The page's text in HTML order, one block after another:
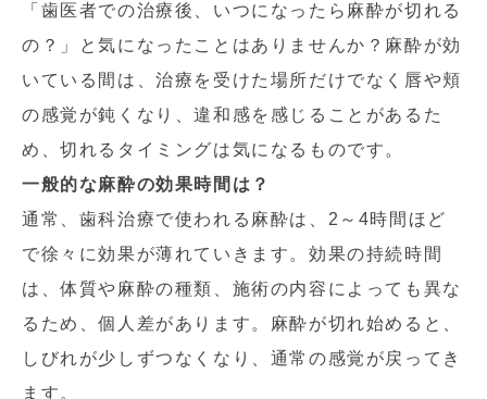
「歯医者での治療後、いつになったら麻酔が切れる
の？」と気になったことはありませんか？麻酔が効
いている間は、治療を受けた場所だけでなく唇や頬
の感覚が鈍くなり、違和感を感じることがあるた
め、切れるタイミングは気になるものです。
一般的な麻酔の効果時間は？
通常、歯科治療で使われる麻酔は、2～4時間ほど
で徐々に効果が薄れていきます。効果の持続時間
は、体質や麻酔の種類、施術の内容によっても異な
るため、個人差があります。麻酔が切れ始めると、
しびれが少しずつなくなり、通常の感覚が戻ってき
ます。